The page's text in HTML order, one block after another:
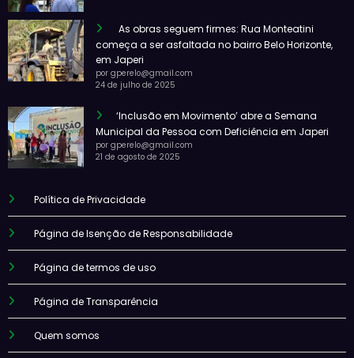
As obras seguem firmes: Rua Monteatini
começa a ser asfaltada no bairro Belo Horizonte,
em Japeri
por gperelo@gmail.com
24 de julho de 2025
‘Inclusão em Movimento’ abre a Semana
Municipal da Pessoa com Deficiência em Japeri
por gperelo@gmail.com
21 de agosto de 2025
Política de Privacidade
Página de Isenção de Responsabilidade
Página de termos de uso
Página de Transparência
Quem somos